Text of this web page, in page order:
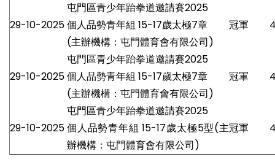
29-10-2025
屯門區青少年跆拳道邀請賽2025
個人品勢青年組 15-17歲太極7章
(主辦機構：屯門體育會有限公司)
冠軍
29-10-2025
屯門區青少年跆拳道邀請賽2025
個人品勢青年組 15-17歲太極7章
(主辦機構：屯門體育會有限公司)
冠軍
29-10-2025
屯門區青少年跆拳道邀請賽2025
個人品勢青年組 15-17歲太極5型(主
辦機構：屯門體育會有限公司)
冠軍